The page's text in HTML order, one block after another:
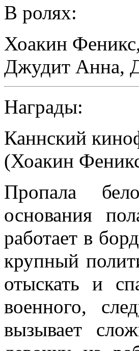
В ролях:
Хоакин Феникс
Джудит Анна,
Награды:
Каннский
(Хоакин
Пропала
основания
работает в
крупный
отыскать и
военного,
вызывает